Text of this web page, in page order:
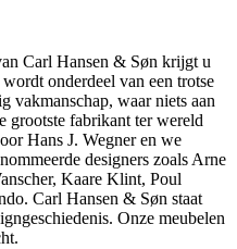
Carl Hansen & Søn krijgt u
onderdeel van een trotse
vakmanschap, waar niets aan
grootste fabrikant ter wereld
Hans J. Wegner en we
designers zoals Arne
Kaare Klint, Poul
Carl Hansen & Søn staat
Onze meubelen